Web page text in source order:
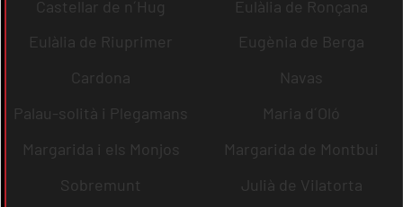
Castellar de n´Hug
Eulàlia de Ronçana
Eulàlia de Riuprimer
Eugènia de Berga
Cardona
Navas
Palau-solità i Plegamans
Maria d´Oló
Margarida i els Monjos
Margarida de Montbui
Sobremunt
Julià de Vilatorta